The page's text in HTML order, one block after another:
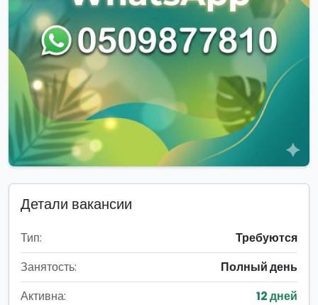
Детали вакансии
Тип:
Требуются
Занятость:
Полный день
Активна:
12 дней